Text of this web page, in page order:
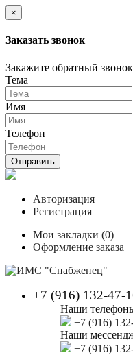
×
Заказать звонок
Закажите обратный
Тема
Имя
Телефон
Отправить
Авторизация
Регистрация
Мои закладки (0)
Оформление заказа
+7 (916) 132-47-
Наши
+7 (916)
Наши
+7 (916)